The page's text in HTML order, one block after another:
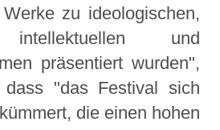
zu ideologischen,
intellektuellen und
präsentiert wurden",
dass "das Festival sich
die einen hohen